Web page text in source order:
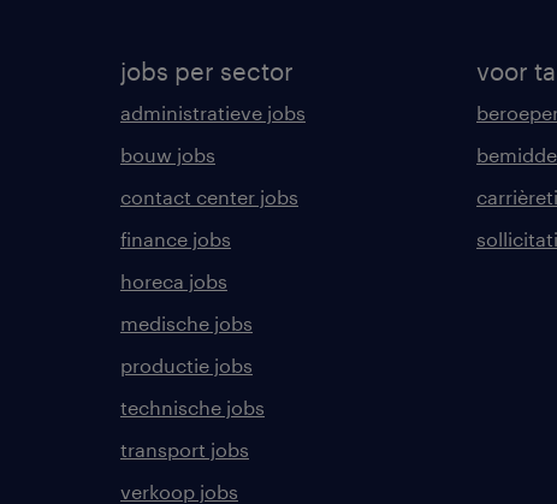
jobs per sector
administratieve jobs
bouw jobs
contact center jobs
finance jobs
horeca jobs
medische jobs
productie jobs
technische jobs
transport jobs
verkoop jobs
voor